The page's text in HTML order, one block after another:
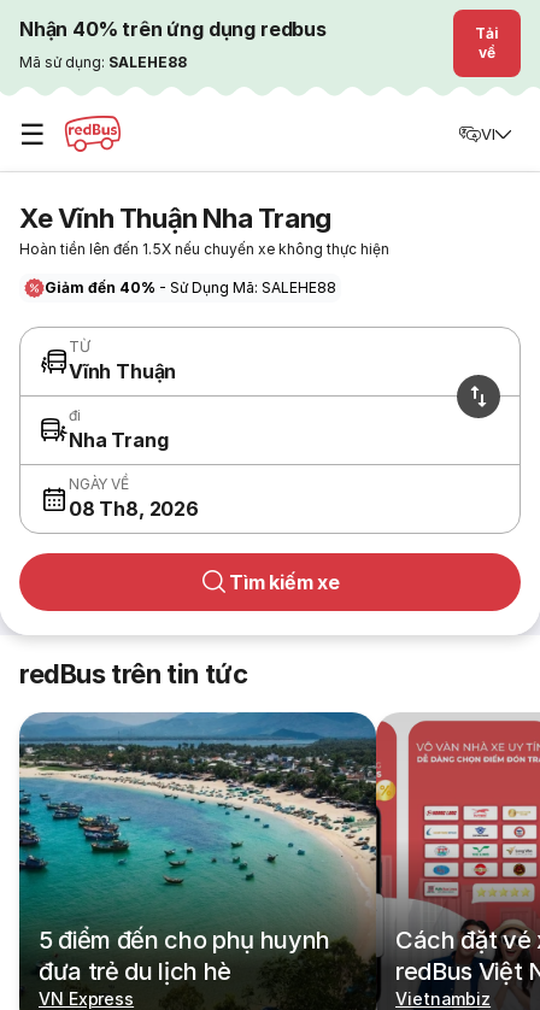
Nhận 40% trên ứng dụng redbus
Mã sử dụng: SALEHE88
Tải
về
☰ VI
Xe Vĩnh Thuận Nha Trang
Hoàn tiền lên đến 1.5X nếu chuyến xe không thực hiện
Giảm đến 40% - Sử Dụng Mã: SALEHE88
TỪ
Vĩnh Thuận
đi
Nha Trang
NGÀY VỀ
08 Th8, 2026
Tìm kiếm xe
redBus trên tin tức
5 điểm đến cho phụ huynh
đưa trẻ du lịch hè
VN Express
Cách đặt vé
redBus Việt
Vietnambiz